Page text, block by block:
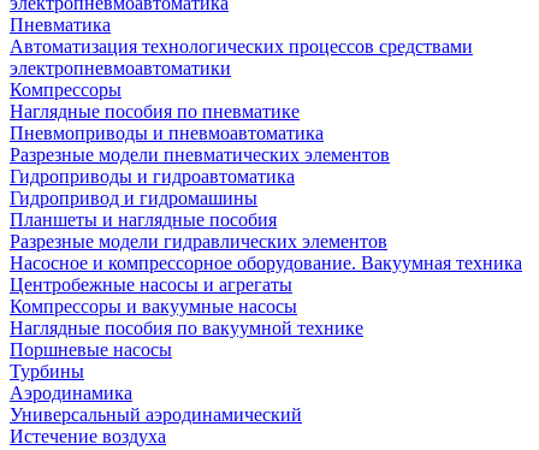
Пневматика
Автоматизация технологических процессов средствами
электропневмоавтоматики
Компрессоры
Наглядные пособия по пневматике
Пневмоприводы и пневмоавтоматика
Разрезные модели пневматических элементов
Гидроприводы и гидроавтоматика
Гидропривод и гидромашины
Планшеты и наглядные пособия
Разрезные модели гидравлических элементов
Насосное и компрессорное оборудование. Вакуумная техника
Центробежные насосы и агрегаты
Компрессоры и вакуумные насосы
Наглядные пособия по вакуумной технике
Поршневые насосы
Турбины
Аэродинамика
Универсальный аэродинамический
Истечение воздуха